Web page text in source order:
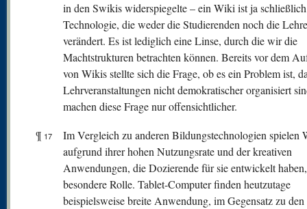
in den Swikis widerspiegelte – ein Wiki ist ja
Technologie, die weder die Studierenden noch die
verändert. Es ist lediglich eine Linse, durch die wir die
Machtstrukturen betrachten können. Bereits vor dem
von Wikis stellte sich die Frage, ob es ein Problem ist,
Lehrveranstaltungen nicht demokratischer organisiert
machen diese Frage nur offensichtlicher.
¶ 17
Im Vergleich zu anderen Bildungstechnologien spielen
aufgrund ihrer hohen Nutzungsrate und der kreativen
Anwendungen, die Dozierende für sie entwickelt
besondere Rolle. Tablet-Computer finden heutzutage
beispielsweise breite Anwendung, im Gegensatz zu